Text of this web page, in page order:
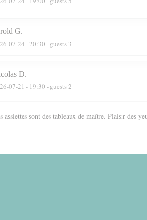
G
07-24 - 20:30 - guests 3
D
07-21 - 19:30 - guests 2
assiettes sont des tableaux de maître. Plaisir des